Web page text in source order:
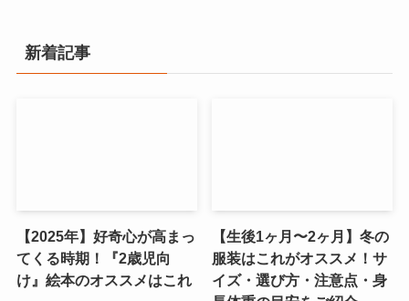
新着記事
【2025年】好奇心が高まっ
てくる時期！『2歳児向
け』絵本のオススメはこれ
【生後1ヶ月〜2ヶ月】冬の
服装はこれがオススメ！サ
イズ・選び方・注意点・身